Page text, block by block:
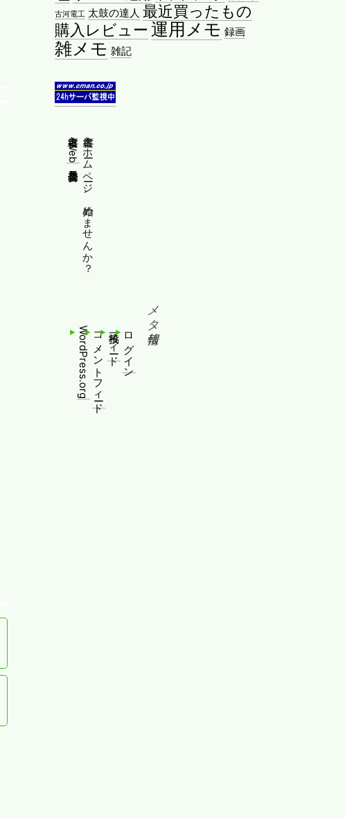
古河電工 太鼓の達人 最近買ったもの
購入レビュー 運用メモ 録画
雑メモ 雑記
縦書きホームページ、始めませんか？
縦書きWeb普及委員会
メタ情報
ログイン
投稿フィード
コメントフィード
WordPress.org